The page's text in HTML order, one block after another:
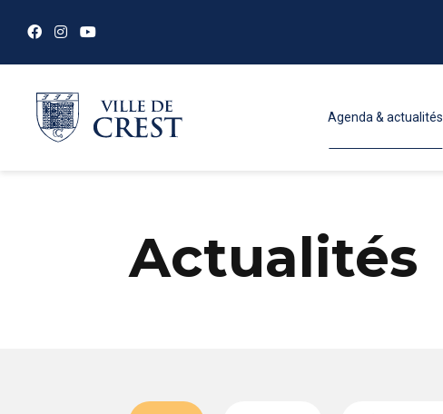
Agenda & actualités
Actualités